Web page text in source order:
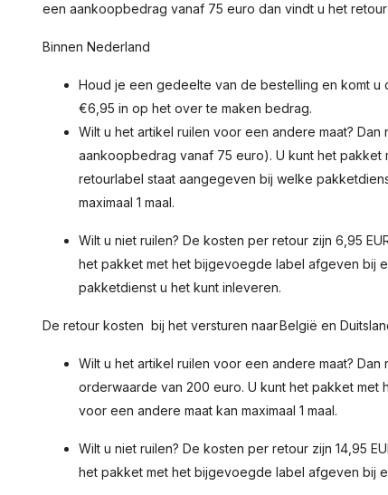
een aankoopbedrag vanaf 75 euro dan vindt u het
Binnen Nederland
Houd je een gedeelte van de bestelling en komt
€6,95 in op het over te maken bedrag.
Wilt u het artikel ruilen voor een andere maat?
aankoopbedrag vanaf 75 euro). U kunt het
retourlabel staat aangegeven bij welke
maximaal 1 maal.
Wilt u niet ruilen? De kosten per retour zijn 6,95
het pakket met het bijgevoegde label afgeven bij
pakketdienst u het kunt inleveren.
De retour kosten bij het versturen naar België en
Wilt u het artikel ruilen voor een andere maat?
orderwaarde van 200 euro. U kunt het pakket
voor een andere maat kan maximaal 1 maal.
Wilt u niet ruilen? De kosten per retour zijn 14,95
het pakket met het bijgevoegde label afgeven bij